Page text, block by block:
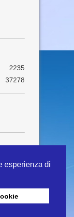
esperienza di
2235
37278